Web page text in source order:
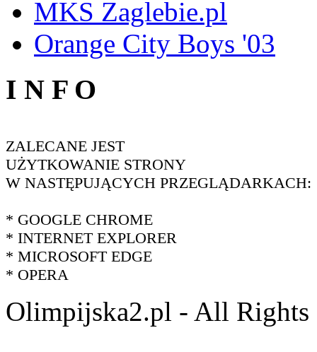
MKS Zaglebie.pl
Orange City Boys '03
I N F O
ZALECANE JEST
UŻYTKOWANIE STRONY
W NASTĘPUJĄCYCH PRZEGLĄDARKACH:
* GOOGLE CHROME
* INTERNET EXPLORER
* MICROSOFT EDGE
* OPERA
Olimpijska2.pl - All Rights